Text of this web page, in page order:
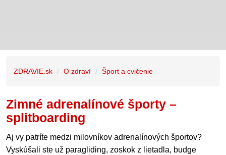
ZDRAVIE.sk O zdraví Šport a cvičenie
Zimné adrenalínové športy –
splitboarding
Aj vy patríte medzi milovníkov adrenalínových športov?
Vyskúšali ste už paragliding, zoskok z lietadla, budge